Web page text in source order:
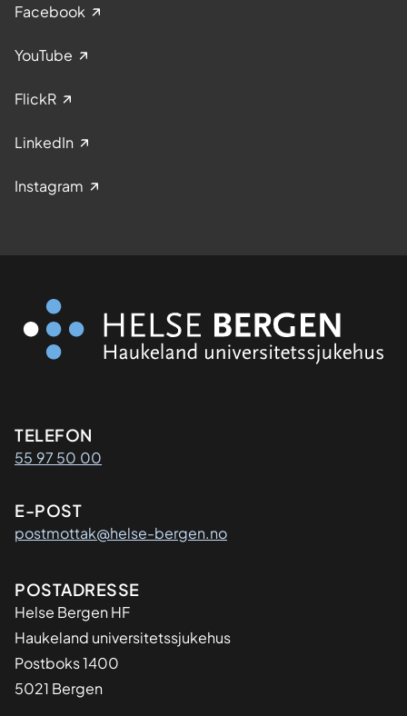
Facebook
YouTube
FlickR
LinkedIn
Instagram
Kontaktinformasjon
TELEFON
55 97 50 00
E-POST
postmottak@helse-bergen.no
Adresse
POSTADRESSE
Helse Bergen HF
Haukeland universitetssjukehus
Postboks 1400
5021 Bergen